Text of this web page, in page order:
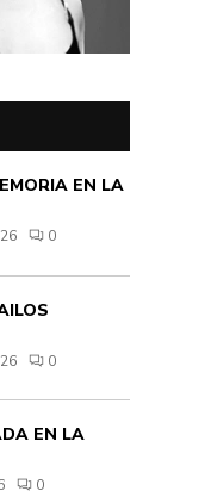
EN LA
0
0
EN LA
0